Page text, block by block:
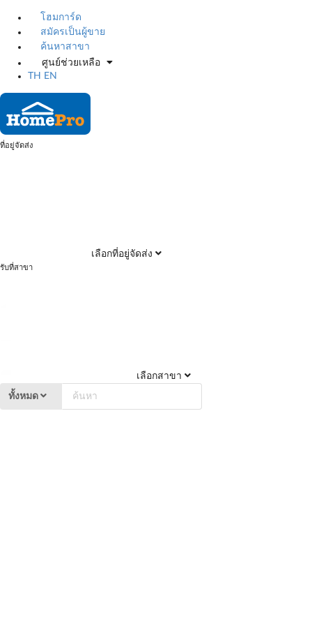
โฮมการ์ด
สมัครเป็นผู้ขาย
ค้นหาสาขา
ศูนย์ช่วยเหลือ
TH
EN
ที่อยู่จัดส่ง
เลือกที่อยู่จัดส่ง
รับที่สาขา
เลือกสาขา
ทั้งหมด